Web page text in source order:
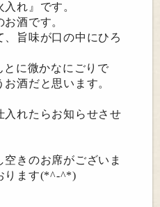
れ』です。
酒です。
旨味が口の中にひろ
とに微かなにごりで
酒だと思います。
入れたらお知らせさせ
きのお席がございま
ります(*^-^*)